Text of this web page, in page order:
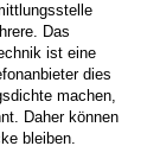
Das
ist eine
dies
machen,
Daher können
bleiben.